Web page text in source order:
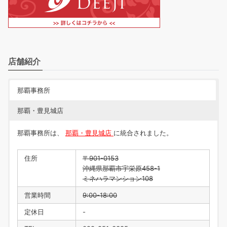
店舗紹介
那覇事務所
那覇・豊見城店
那覇事務所は、 那覇・豊見城店 に統合されました。
住所
〒901-0153
沖縄県那覇市宇栄原458-1
ミネハラマンション108
営業時間 9:00-18:00
定休日 -